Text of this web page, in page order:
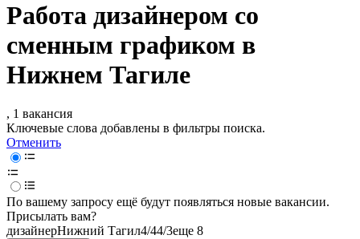
Работа дизайнером со
сменным графиком в
Нижнем Тагиле
, 1 вакансия
Ключевые слова добавлены в фильтры поиска.
Отменить
По вашему запросу ещё будут появляться новые вакансии.
Присылать вам?
дизайнерНижний Тагил4/44/3еще 8